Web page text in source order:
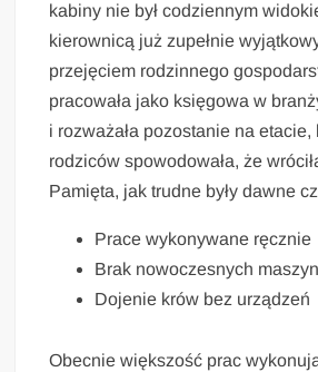
kabiny nie był codziennym
kierownicą już zupełnie
przejęciem rodzinnego
pracowała jako księgowa w
i rozważała pozostanie na etacie,
rodziców spowodowała, że
Pamięta, jak trudne były dawne
Prace wykonywane ręcznie
Brak nowoczesnych maszyn
Dojenie krów bez urządzeń
Obecnie większość prac